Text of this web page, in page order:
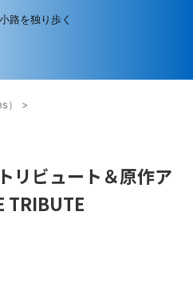
路を独り歩く
>
リビュート＆原作ア
TRIBUTE